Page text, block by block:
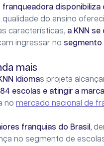
franqueadora disponibiliza
do ensino
características, a KNN
ingressar no segmento
mais
Idiomas projeta
escolas e atingir a
no mercado nacional de
franquias do Brasil ,
no segmento de